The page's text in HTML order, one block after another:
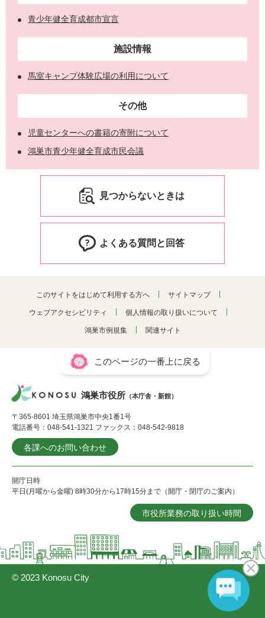
青少年健全育成都市宣言
施設情報
馬室キャンプ体験広場の利用について
その他
児童センターへの書籍の寄附について
鴻巣市青少年健全育成市民会議
見つからないときは
よくある質問と回答
このサイトをはじめて利用する方へ サイトマップ
ウェブアクセシビリティ 個人情報の取り扱いについて
鴻巣市例規集 関連サイト
このページの一番上に戻る
鴻巣市役所 （本庁舎・新館）
〒365-8601 埼玉県鴻巣市中央1番1号
電話番号：048-541-1321 ファックス：048-542-9818
各課へのお問い合わせ
開庁日時
平日(月曜から金曜) 8時30分から17時15分まで（開庁・閉庁のご案内）
市役所業務の取り扱い時間
© 2023 Konosu City